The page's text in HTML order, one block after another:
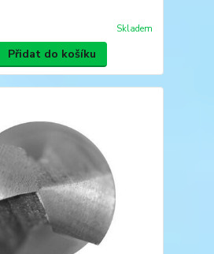
Skladem
Přidat do košíku